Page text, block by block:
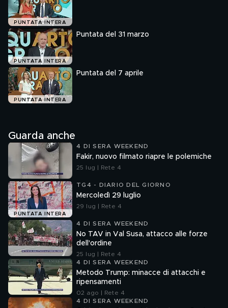
PUNTATA INTERA
PUNTATA INTERA
Puntata del 31 marzo
PUNTATA INTERA
Puntata del 7 aprile
Guarda anche
4 DI SERA WEEKEND
Fakir, nuovo filmato riapre le polemiche
25 lug | Rete 4
PUNTATA INTERA
TG4 - DIARIO DEL GIORNO
Mercoledì 29 luglio
29 lug | Rete 4
4 DI SERA WEEKEND
No TAV in Val Susa, attacco alle forze
dell'ordine
25 lug | Rete 4
4 DI SERA WEEKEND
Metodo Trump: minacce di attacchi e
ripensamenti
02 ago | Rete 4
4 DI SERA WEEKEND